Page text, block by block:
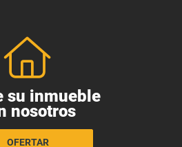
su inmueble
nosotros
OFERTAR